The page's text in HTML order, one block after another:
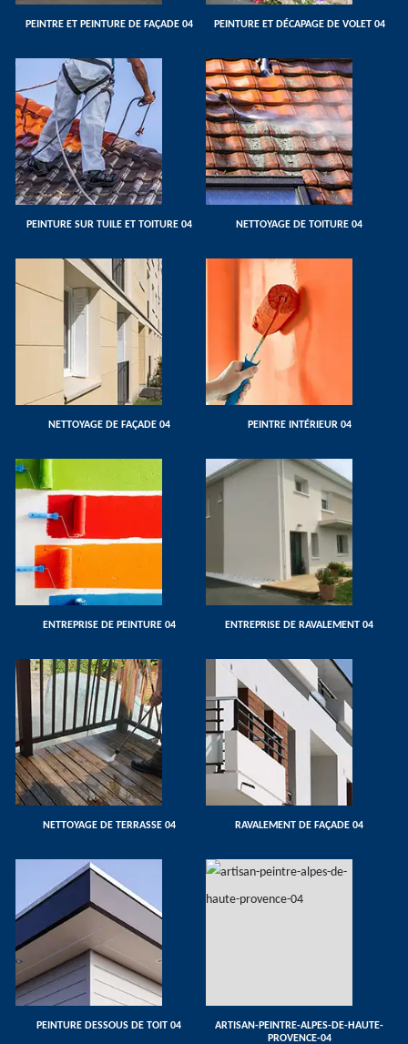
PEINTRE ET PEINTURE DE FAÇADE 04 PEINTURE ET DÉCAPAGE DE VOLET 04
PEINTURE SUR TUILE ET TOITURE 04 NETTOYAGE DE TOITURE 04
NETTOYAGE DE FAÇADE 04 PEINTRE INTÉRIEUR 04
ENTREPRISE DE PEINTURE 04 ENTREPRISE DE RAVALEMENT 04
NETTOYAGE DE TERRASSE 04 RAVALEMENT DE FAÇADE 04
PEINTURE DESSOUS DE TOIT 04
ARTISAN-PEINTRE-ALPES-DE-HAUTE-
PROVENCE-04